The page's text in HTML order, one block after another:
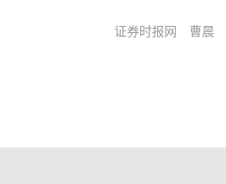
证券时报网 曹晨